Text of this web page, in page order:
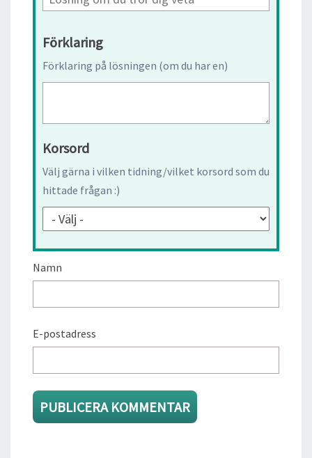
Förklaring
Förklaring på lösningen (om du har en)
Korsord
Välj gärna i vilken tidning/vilket korsord som du
hittade frågan :)
Namn
E-postadress